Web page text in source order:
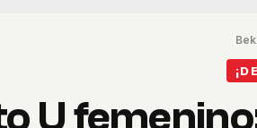
U